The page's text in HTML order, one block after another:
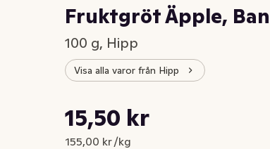
Fruktgröt Äpple,
100 g, Hipp
Visa alla varor från Hipp
Nuvarande pris är: 15,50 kr
15,50 kr
155,00 kr /kg
Styckpris: 155,00 kr /kg